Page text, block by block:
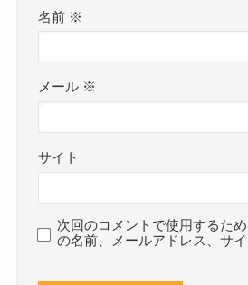
名前 ※
メール ※
サイト
次回のコメントで使用するた
の名前、メールアドレス、サイ